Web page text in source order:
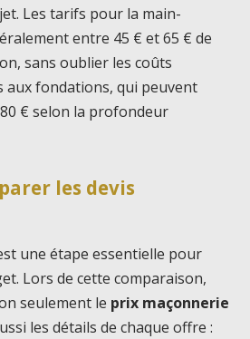
Les tarifs pour la main-
entre 45 € et 65 € de
sans oublier les coûts
aux fondations, qui peuvent
€ selon la profondeur
les devis
une étape essentielle pour
Lors de cette comparaison,
seulement le prix maçonnerie
les détails de chaque offre :